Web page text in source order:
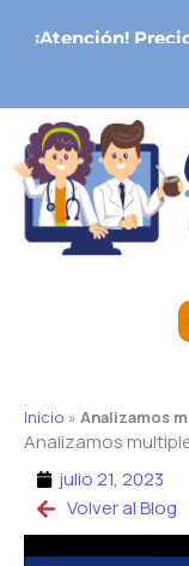
¡Atención!
Inicio » Analizamos
Analizamos
julio 21, 2023
Volver al Blog